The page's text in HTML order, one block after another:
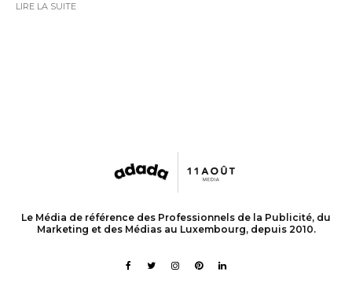
LIRE LA SUITE
Le Média de référence des Professionnels de la Publicité, du
Marketing et des Médias au Luxembourg, depuis 2010.